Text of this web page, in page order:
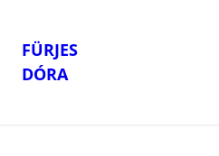
Ugrás
FÜRJES
DÓRA
Kezdőlap